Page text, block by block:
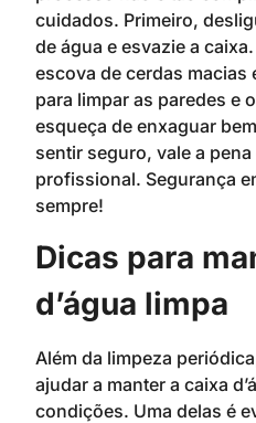
cuidados. Primeiro,
de água e esvazie a
escova de cerdas macias
para limpar as paredes e
esqueça de enxaguar
sentir seguro, vale a
profissional. Segurança
sempre!
Dicas para
d’água limpa
Além da limpeza
ajudar a manter a caixa
condições. Uma delas é